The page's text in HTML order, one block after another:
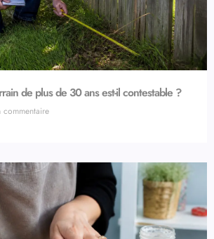
de plus de 30 ans est-il contestable ?
commentaire